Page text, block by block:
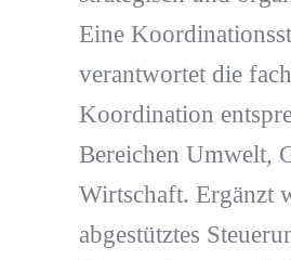
Eine
verantwortet die
Koordination
Bereichen Umwelt,
Wirtschaft. Ergänzt
abgestütztes